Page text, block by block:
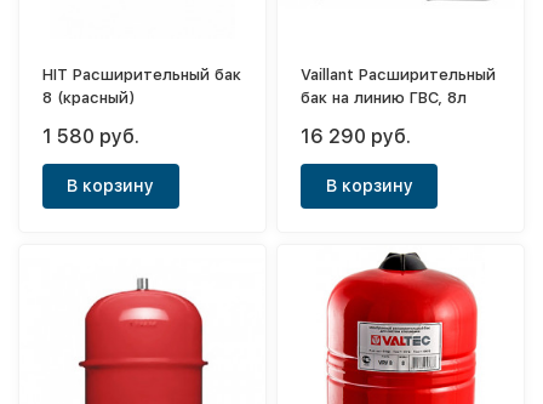
HIT Расширительный бак
8 (красный)
1 580 руб.
В корзину
Vaillant Расширительный
бак на линию ГВС, 8л
16 290 руб.
В корзину